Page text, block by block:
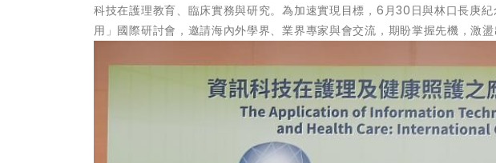
科技在護理教育、臨床實務與研究。為加速實現目標，6月30日與林口長庚
用」國際研討會，邀請海內外學界、業界專家與會交流，期盼掌握先機，激盪